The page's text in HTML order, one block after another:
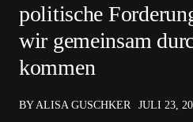
politische
wir gemeinsam
kommen
BY ALISA GUSCHKER JULI 23,